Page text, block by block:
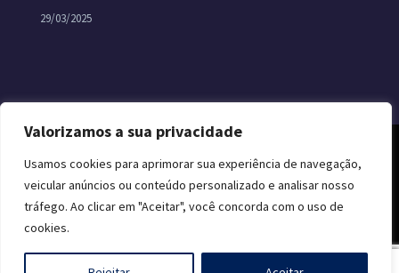
Valorizamos a sua privacidade
Usamos cookies para aprimorar sua experiência de navegação,
veicular anúncios ou conteúdo personalizado e analisar nosso
tráfego. Ao clicar em "Aceitar", você concorda com o uso de
cookies.
29/03/2025